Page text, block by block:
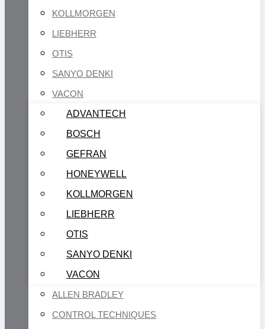
KOLLMORGEN
LIEBHERR
OTIS
SANYO DENKI
VACON
ADVANTECH
BOSCH
GEFRAN
HONEYWELL
KOLLMORGEN
LIEBHERR
OTIS
SANYO DENKI
VACON
ALLEN BRADLEY
CONTROL TECHNIQUES